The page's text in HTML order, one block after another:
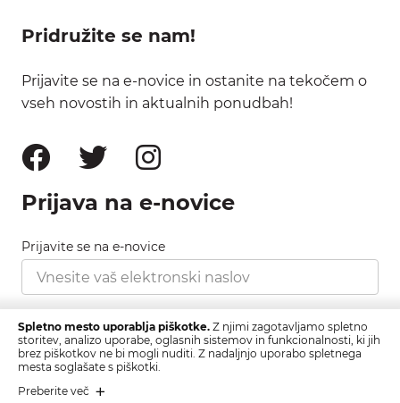
Pridružite se nam!
Prijavite se na e-novice in ostanite na tekočem o
vseh novostih in aktualnih ponudbah!
Prijava na e-novice
Prijavite se na e-novice
Strinjam se s pravilnikom zasebnosti, ki ga najdete
tukaj.
Spletno mesto uporablja piškotke. Z njimi zagotavljamo spletno
storitev, analizo uporabe, oglasnih sistemov in funkcionalnosti, ki jih
brez piškotkov ne bi mogli nuditi. Z nadaljnjo uporabo spletnega
mesta soglašate s piškotki.
Preberite več